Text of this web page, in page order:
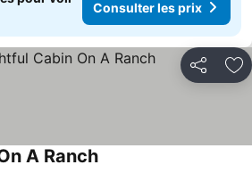
Consulter les prix
Partager
A RanchConsulter les prix